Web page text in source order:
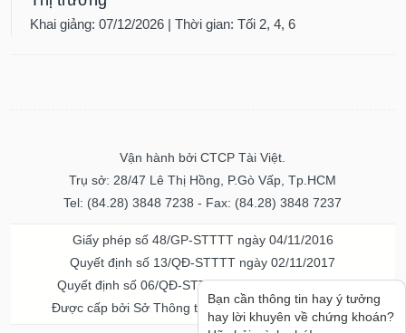
Khai giảng: 07/12/2026 | Thời gian: Tối 2, 4, 6
Vận hành bởi CTCP Tài Việt.
Trụ sở: 28/47 Lê Thị Hồng, P.Gò Vấp, Tp.HCM
Tel: (84.28) 3848 7238 - Fax: (84.28) 3848 7237
Giấy phép số 48/GP-STTTT ngày 04/11/2016
Quyết định số 13/QĐ-STTTT ngày 02/11/2017
Quyết định số 06/QĐ-STTTT-ICP ngày 20/07/2023
Được cấp bởi Sở Thông tin và Truyền thông TPHCM
Bạn cần thông tin hay ý tưởng
hay lời khuyên về chứng khoán?